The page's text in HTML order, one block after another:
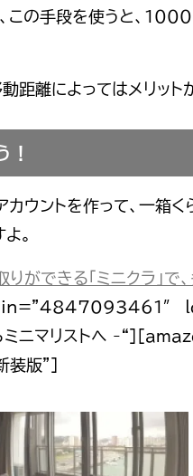
の手段を使うと、１０
距離によってはメリット
！
ウントを作って、一箱
。
ができる「ミニクラ」
らミニマリストへ -
版”]